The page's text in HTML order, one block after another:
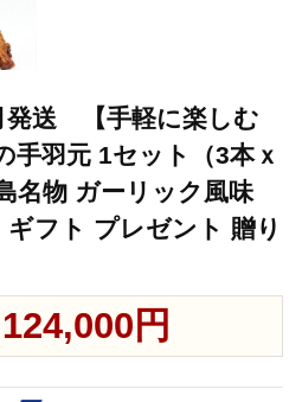
発送 【手軽に楽しむ
手羽元 1セット（3本ｘ
名物 ガーリック風味
フト プレゼント 贈り
124,000円